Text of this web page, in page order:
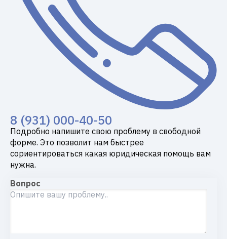
8 (931) 000-40-50
Подробно напишите свою проблему в свободной
форме. Это позволит нам быстрее
сориентироваться какая юридическая помощь вам
нужна.
Вопрос